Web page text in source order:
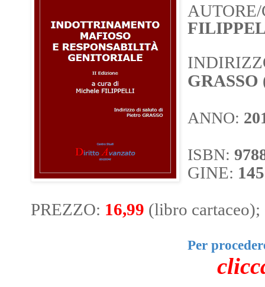
GRASSO
ANNO:
ISBN:
GINE: 145
PREZZO: 16,99 (libro cartaceo);
Per